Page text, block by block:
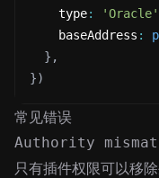
    type
: 'Oracle'
    baseAddress
:
} ,
})
常见错误
Authority
只有插件权限可以移